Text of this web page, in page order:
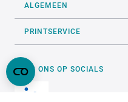
ALGEMEEN
PRINTSERVICE
VOLG ONS OP SOCIALS